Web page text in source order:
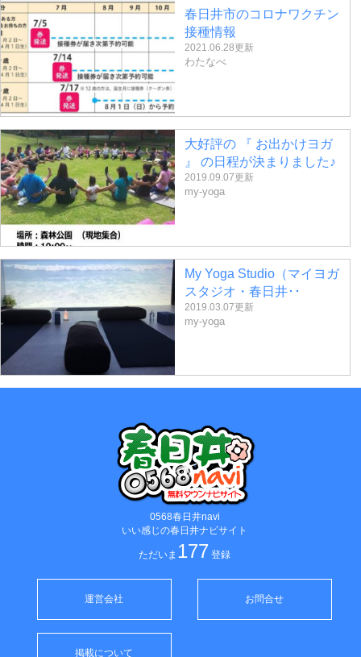
春日井市のコロナワクチン
接種情報
2021.06.28更新
わたなべ
大好評の 『 お出かけヨガ
』 の日程が決まりました♪
2019.09.07更新
my-yoga
My Yoga Studio（マイヨガ
スタジオ・春日井･･
2019.03.07更新
my-yoga
0568春日井navi
いい感じの春日井ナビサイト
ただいま 177 登録
運営会社 お問合せ
掲載について